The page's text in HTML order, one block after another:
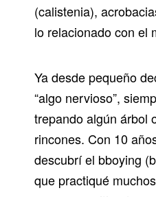
(calistenia),
lo relacionado con el
Ya desde pequeño
“algo nervioso”,
trepando algún árbol
rincones. Con 10
descubrí el bboying
que practiqué